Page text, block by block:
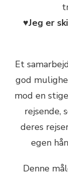
♥Jeg er
Et
god
mod en
rejsende,
deres
egen
Denne